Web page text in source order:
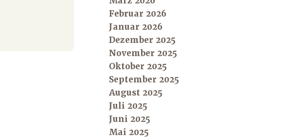
Februar 2026
Januar 2026
Dezember 2025
November 2025
Oktober 2025
September 2025
August 2025
Juli 2025
Juni 2025
Mai 2025